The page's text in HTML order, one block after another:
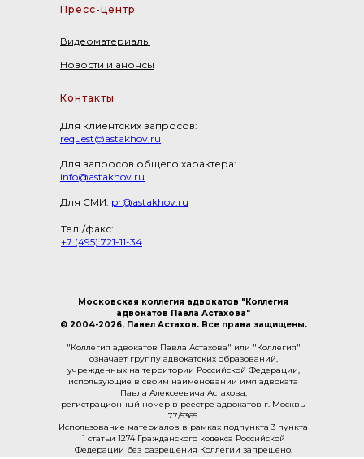
Пресс-центр
Видеоматериалы
Новости и анонсы
Контакты
Для клиентских запросов:
request@astakhov.ru
Для запросов общего характера:
info@astakhov.ru
Для СМИ: pr@astakhov.ru
Тел./факс:
+7 (495) 721-11-34
Московская коллегия адвокатов "Коллегия
адвокатов Павла Астахова"
© 2004-2026, Павел Астахов. Все права защищены.
"Коллегия адвокатов Павла Астахова" или "Коллегия"
означает группу адвокатских образований,
учрежденных на территории Российской Федерации,
использующие в своим наименовании имя адвоката
Павла Алексеевича Астахова,
регистрационный номер в реестре адвокатов г. Москвы
77/5365.
Использование материалов в рамках подпункта 3 пункта
1 статьи 1274 Гражданского кодекса Российской
Федерации без разрешения Коллегии запрещено.